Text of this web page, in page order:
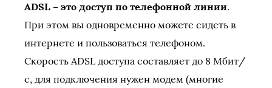
ADSL – это доступ по телефонной линии.
При этом вы одновременно можете сидеть в
интернете и пользоваться телефоном.
Скорость ADSL доступа составляет до 8 Мбит/
с, для подключения нужен модем (многие